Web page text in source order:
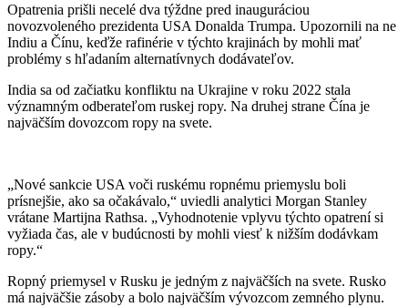
Opatrenia prišli necelé dva týždne pred inauguráciou
novozvoleného prezidenta USA Donalda Trumpa. Upozornili na ne
Indiu a Čínu, keďže rafinérie v týchto krajinách by mohli mať
problémy s hľadaním alternatívnych dodávateľov.
India sa od začiatku konfliktu na Ukrajine v roku 2022 stala
významným odberateľom ruskej ropy. Na druhej strane Čína je
najväčším dovozcom ropy na svete.
„Nové sankcie USA voči ruskému ropnému priemyslu boli
prísnejšie, ako sa očakávalo,“ uviedli analytici Morgan Stanley
vrátane Martijna Rathsa. „Vyhodnotenie vplyvu týchto opatrení si
vyžiada čas, ale v budúcnosti by mohli viesť k nižším dodávkam
ropy.“
Ropný priemysel v Rusku je jedným z najväčších na svete. Rusko
má najväčšie zásoby a bolo najväčším vývozcom zemného plynu.